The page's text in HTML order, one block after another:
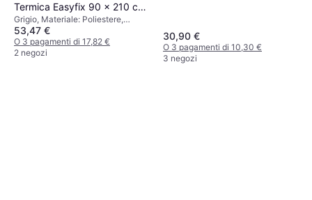
Termica Easyfix 90 x 210 cm
Ardesia
Grigio, Materiale: Poliestere,
Meccanismo a catena
53,47 €
O 3 pagamenti di 17,82 €
2 negozi
30,90 €
O 3 pagamenti di 10,30 €
3 negozi